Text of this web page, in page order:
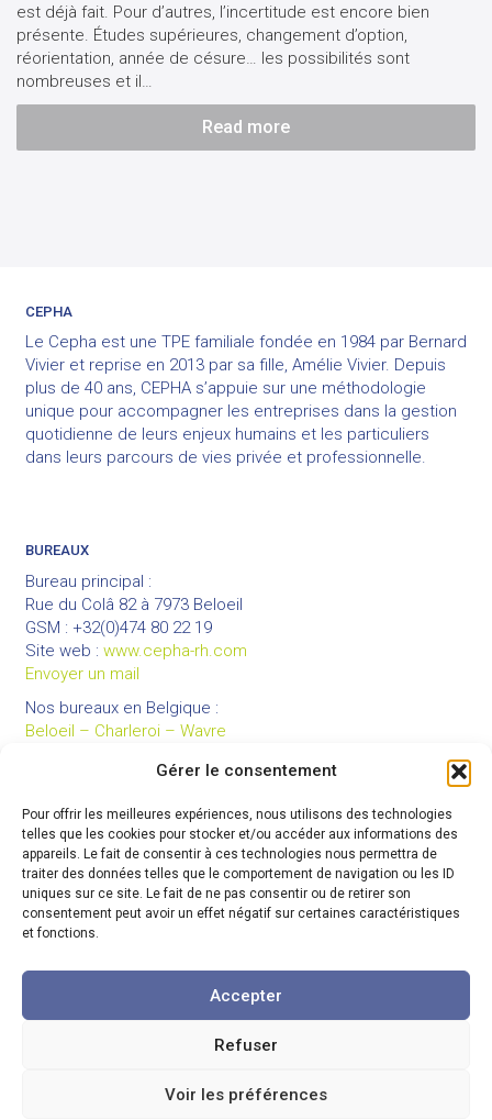
Gérer le consentement
Pour offrir les meilleures expériences, nous utilisons des technologies
telles que les cookies pour stocker et/ou accéder aux informations des
appareils. Le fait de consentir à ces technologies nous permettra de
traiter des données telles que le comportement de navigation ou les ID
uniques sur ce site. Le fait de ne pas consentir ou de retirer son
consentement peut avoir un effet négatif sur certaines caractéristiques
et fonctions.
Accepter
Refuser
Voir les préférences
est déjà fait. Pour d’autres, l’incertitude est encore bien
présente. Études supérieures, changement d’option,
réorientation, année de césure… les possibilités sont
nombreuses et il…
Read more
CEPHA
Le Cepha est une TPE familiale fondée en 1984 par Bernard
Vivier et reprise en 2013 par sa fille, Amélie Vivier. Depuis
plus de 40 ans, CEPHA s’appuie sur une méthodologie
unique pour accompagner les entreprises dans la gestion
quotidienne de leurs enjeux humains et les particuliers
dans leurs parcours de vies privée et professionnelle.
BUREAUX
Bureau principal :
Rue du Colâ 82 à 7973 Beloeil
GSM : +32(0)474 80 22 19
Site web : www.cepha-rh.com
Envoyer un mail
Nos bureaux en Belgique :
Beloeil – Charleroi – Wavre
LIENS UTILES
Mentions légales
Conditions générales de vente
Politique de confidentialité
Partenaires
Code de déontologie